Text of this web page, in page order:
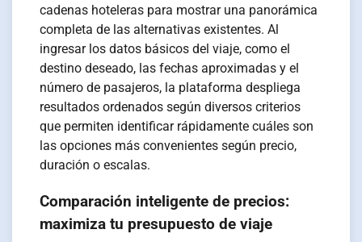
cadenas hoteleras para mostrar una panorámica
completa de las alternativas existentes. Al
ingresar los datos básicos del viaje, como el
destino deseado, las fechas aproximadas y el
número de pasajeros, la plataforma despliega
resultados ordenados según diversos criterios
que permiten identificar rápidamente cuáles son
las opciones más convenientes según precio,
duración o escalas.
Comparación inteligente de precios:
maximiza tu presupuesto de viaje